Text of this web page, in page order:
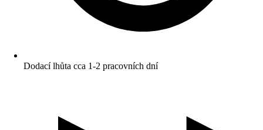
Dodací lhůta cca 1-2 pracovních dní